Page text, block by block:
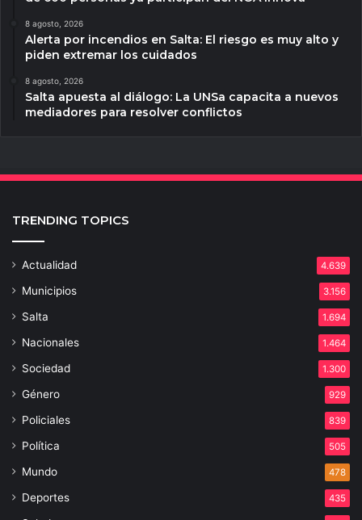
8 agosto, 2026
Alerta por incendios en Salta: El riesgo es muy alto y
piden extremar los cuidados
8 agosto, 2026
Salta apuesta al diálogo: La UNSa capacita a nuevos
mediadores para resolver conflictos
TRENDING TOPICS
Actualidad 4.639
Municipios 3.156
Salta 1.694
Nacionales 1.464
Sociedad 1.300
Género 929
Policiales 839
Política 505
Mundo 478
Deportes 435